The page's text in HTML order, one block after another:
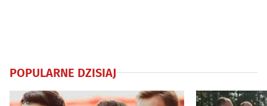
POPULARNE DZISIAJ